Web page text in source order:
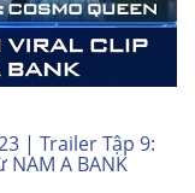
| Trailer Tập 9:
A BANK